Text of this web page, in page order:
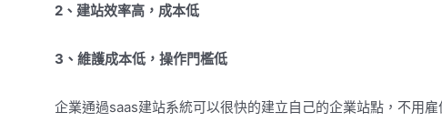
2、建站效率高，成本低
3、維護成本低，操作門檻低
企業通過saas建站系統可以很快的建立自己的企業站點，不用